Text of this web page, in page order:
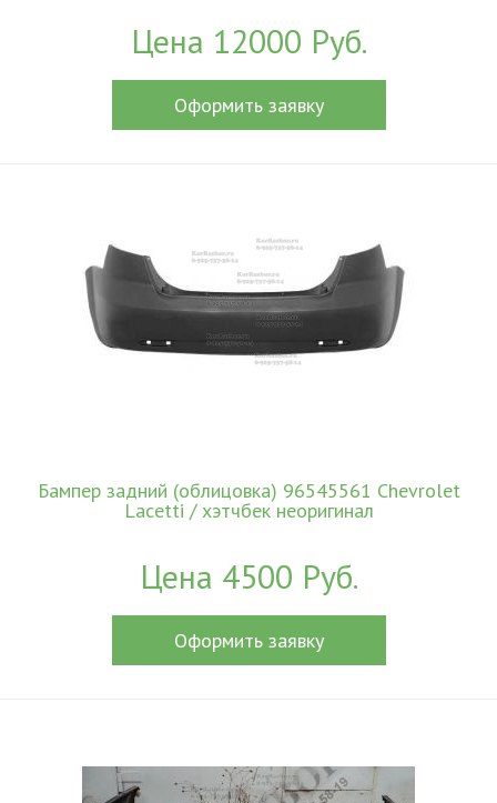
Цена 12000 Руб.
Оформить заявку
Бампер задний (облицовка) 96545561 Chevrolet
Lacetti / хэтчбек неоригинал
Цена 4500 Руб.
Оформить заявку